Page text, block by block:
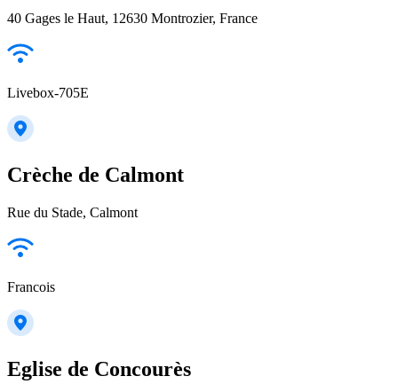
40 Gages le Haut, 12630 Montrozier, France
Livebox-705E
Crèche de Calmont
Rue du Stade, Calmont
Francois
Eglise de Concourès